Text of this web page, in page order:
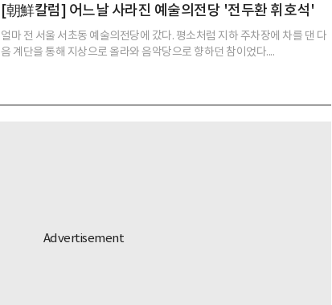
[朝鮮칼럼] 어느날 사라진 예술의전당 '전두환 휘호석'
얼마 전 서울 서초동 예술의전당에 갔다. 평소처럼 지하 주차장에 차를 댄 다
음 계단을 통해 지상으로 올라와 음악당으로 향하던 참이었다....